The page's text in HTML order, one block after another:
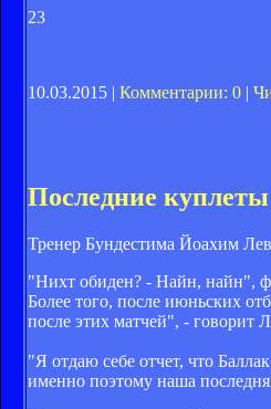
23
10.03.2015 | Комментарии: 0 |
Последние
Тренер Бундестима Йоахим
"Нихт обиден? - Найн, найн",
Более того, после июньских
после этих матчей", - говорит
"Я отдаю себе отчет, что
именно поэтому наша